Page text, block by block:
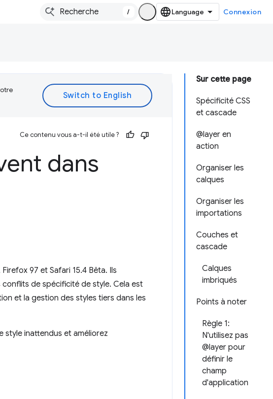
/ Connexion
Sur cette page
Spécificité CSS
et cascade
@layer en
action
Organiser les
calques
Organiser les
importations
Couches et
cascade
Calques
imbriqués
Points à noter
Règle 1:
N'utilisez pas
@layer pour
définir le
champ
d'application
Ce contenu vous a-t-il été utile ?
dans
97 et Safari 15.4 Bêta. Ils
de spécificité de style. Cela est
et la gestion des styles tiers dans les
style inattendus et améliorez